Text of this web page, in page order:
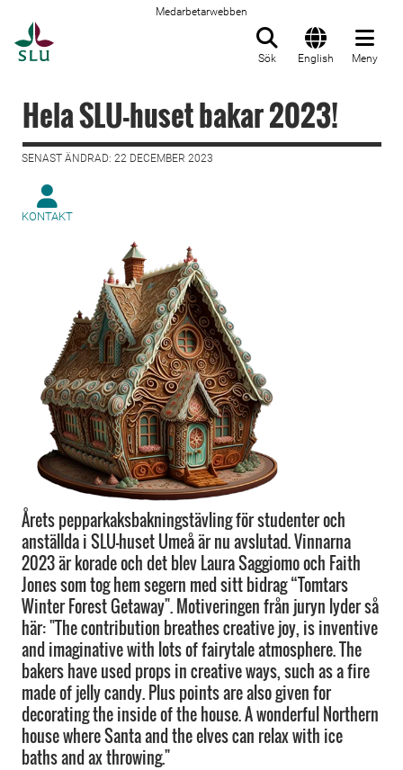
Medarbetarwebben
Sök English Meny
Hela SLU-huset bakar 2023!
SENAST ÄNDRAD: 22 DECEMBER 2023
KONTAKT
Årets pepparkaksbakningstävling för studenter och
anställda i SLU-huset Umeå är nu avslutad. Vinnarna
2023 är korade och det blev Laura Saggiomo och Faith
Jones som tog hem segern med sitt bidrag “Tomtars
Winter Forest Getaway". Motiveringen från juryn lyder så
här: "The contribution breathes creative joy, is inventive
and imaginative with lots of fairytale atmosphere. The
bakers have used props in creative ways, such as a fire
made of jelly candy. Plus points are also given for
decorating the inside of the house. A wonderful Northern
house where Santa and the elves can relax with ice
baths and ax throwing."